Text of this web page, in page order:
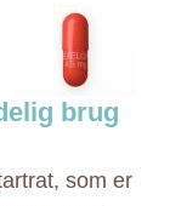
brug
som er